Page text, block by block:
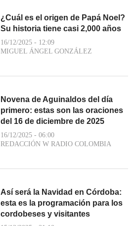
¿Cuál es el origen de Papá Noel?
Su historia tiene casi 2,000 años
16/12/2025 - 12:09
MIGUEL ÁNGEL GONZÁLEZ
Novena de Aguinaldos del día
primero: estas son las oraciones
del 16 de diciembre de 2025
16/12/2025 - 06:00
REDACCIÓN W RADIO COLOMBIA
Así será la Navidad en Córdoba:
esta es la programación para los
cordobeses y visitantes